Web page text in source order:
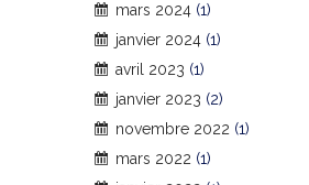
mars 2024 (1)
janvier 2024 (1)
avril 2023 (1)
janvier 2023 (2)
novembre 2022 (1)
mars 2022 (1)